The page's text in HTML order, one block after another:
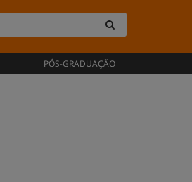
PÓS-GRADUAÇÃO